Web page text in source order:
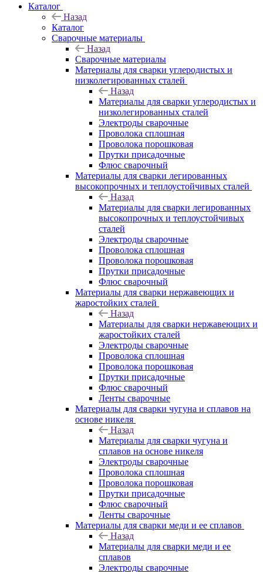
Каталог
Назад
Каталог
Сварочные материалы
Назад
Сварочные материалы
Материалы для сварки углеродистых и
низколегированных сталей
Назад
Материалы для сварки углеродистых и
низколегированных сталей
Электроды сварочные
Проволока сплошная
Проволока порошковая
Прутки присадочные
Флюс сварочный
Материалы для сварки легированных
высокопрочных и теплоустойчивых сталей
Назад
Материалы для сварки легированных
высокопрочных и теплоустойчивых
сталей
Электроды сварочные
Проволока сплошная
Проволока порошковая
Прутки присадочные
Флюс сварочный
Материалы для сварки нержавеющих и
жаростойких сталей
Назад
Материалы для сварки нержавеющих и
жаростойких сталей
Электроды сварочные
Проволока сплошная
Проволока порошковая
Прутки присадочные
Флюс сварочный
Ленты сварочные
Материалы для сварки чугуна и сплавов на
основе никеля
Назад
Материалы для сварки чугуна и
сплавов на основе никеля
Электроды сварочные
Проволока сплошная
Проволока порошковая
Прутки присадочные
Флюс сварочный
Ленты сварочные
Материалы для сварки меди и ее сплавов
Назад
Материалы для сварки меди и ее
сплавов
Электроды сварочные